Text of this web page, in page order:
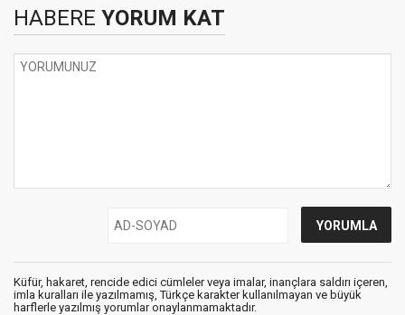
HABERE YORUM KAT
Küfür, hakaret, rencide edici cümleler veya imalar, inançlara saldırı içeren,
imla kuralları ile yazılmamış, Türkçe karakter kullanılmayan ve büyük
harflerle yazılmış yorumlar onaylanmamaktadır.